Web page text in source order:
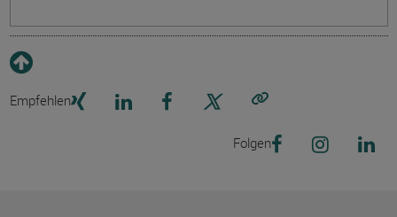
Empfehlen
Folgen